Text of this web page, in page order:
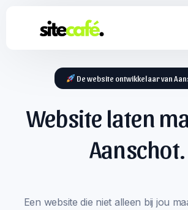
De website ontwikkelaar van
Website laten
Aanschot.
Een website die niet alleen bij jou